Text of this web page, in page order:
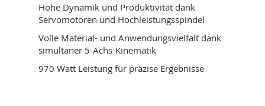
Hohe Dynamik und Produktivität dank
Servomotoren und Hochleistungsspindel
Volle Material- und Anwendungsvielfalt dank
simultaner 5-Achs-Kinematik
970 Watt Leistung für präzise Ergebnisse